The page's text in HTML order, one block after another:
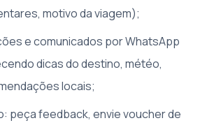
motivo da viagem);
e comunicados por WhatsApp
dicas do destino, météo,
locais;
peça feedback, envie voucher de